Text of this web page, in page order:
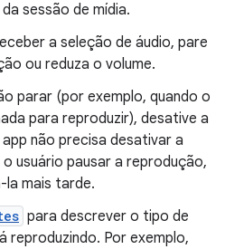
da sessão de mídia.
a seleção de áudio, pare
ou reduza o volume.
parar (por exemplo, quando o
para reproduzir), desative a
não precisa desativar a
usuário pausar a reprodução,
mais tarde.
para descrever o tipo de
reproduzindo. Por exemplo,